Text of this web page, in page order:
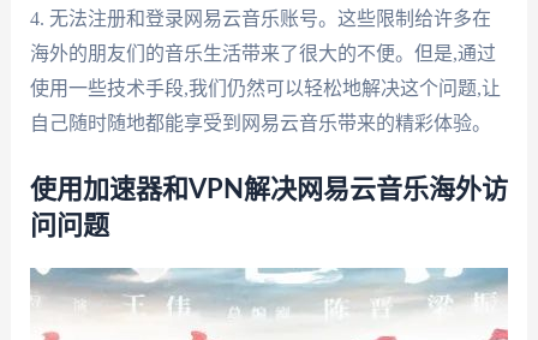
4. 无法注册和登录网易云音乐账号。这些限制给许多在
海外的朋友们的音乐生活带来了很大的不便。但是,通过
使用一些技术手段,我们仍然可以轻松地解决这个问题,让
自己随时随地都能享受到网易云音乐带来的精彩体验。
使用加速器和VPN解决网易云音乐海外访
问问题